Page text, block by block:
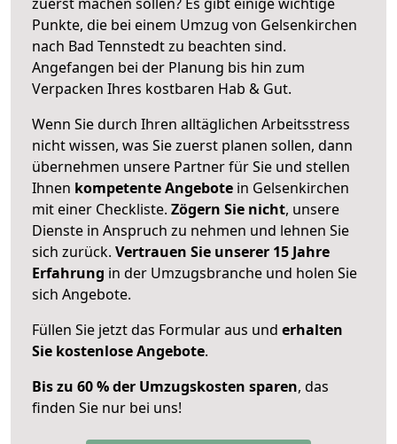
Punkte, die bei einem Umzug von Gelsenkirchen
nach Bad Tennstedt zu beachten sind.
Angefangen bei der Planung bis hin zum
Verpacken Ihres kostbaren Hab & Gut.
Wenn Sie durch Ihren alltäglichen Arbeitsstress
nicht wissen, was Sie zuerst planen sollen, dann
übernehmen unsere Partner für Sie und stellen
Ihnen kompetente Angebote in Gelsenkirchen
mit einer Checkliste. Zögern Sie nicht, unsere
Dienste in Anspruch zu nehmen und lehnen Sie
sich zurück. Vertrauen Sie unserer 15 Jahre
Erfahrung in der Umzugsbranche und holen Sie
sich Angebote.
Füllen Sie jetzt das Formular aus und erhalten
Sie kostenlose Angebote.
Bis zu 60 % der Umzugskosten sparen, das
finden Sie nur bei uns!